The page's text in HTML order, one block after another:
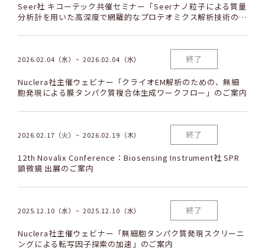
Seer社 キコーテック共催セミナー「Seerナノ粒子による質量
分析計を用いた高深度で網羅的なプロテオミクス解析技術のご
2026.02.04（水） 2026.02.04（水） 終了
Nuclera社主催ウェビナー「クライオEM解析のための、無細
胞発現による膜タンパク質複合体生成ワークフロー」のご案内
2026.02.17（火） 2026.02.19（木） 終了
12th Novalix Conference：Biosensing Instrument社 SPR
顕微鏡 出展のご案内
2025.12.10（水） 2025.12.10（水） 終了
Nuclera社主催ウェビナー「無細胞タンパク質発現スクリーニ
ングによる転写因子探索の加速」のご案内